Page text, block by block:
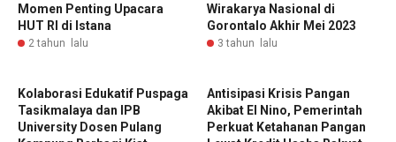
Momen Penting Upacara
HUT RI di Istana
2 tahun lalu
Wirakarya Nasional di
Gorontalo Akhir Mei 2023
3 tahun lalu
Kolaborasi Edukatif Puspaga
Tasikmalaya dan IPB
University Dosen Pulang
Antisipasi Krisis Pangan
Akibat El Nino, Pemerintah
Perkuat Ketahanan Pangan